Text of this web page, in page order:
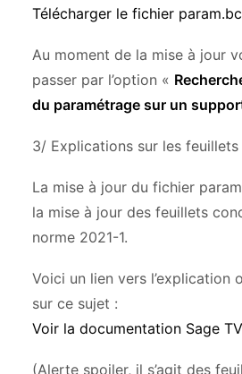
Télécharger le fichier
Au moment de la mise à jour
passer par l’option «
du paramétrage sur un
3/ Explications sur les
La mise à jour du fichier
la mise à jour des feuillets
norme 2021-1.
Voici un lien vers l’explication
sur ce sujet :
Voir la documentation Sage
(Alerte spoiler, il s’agit des